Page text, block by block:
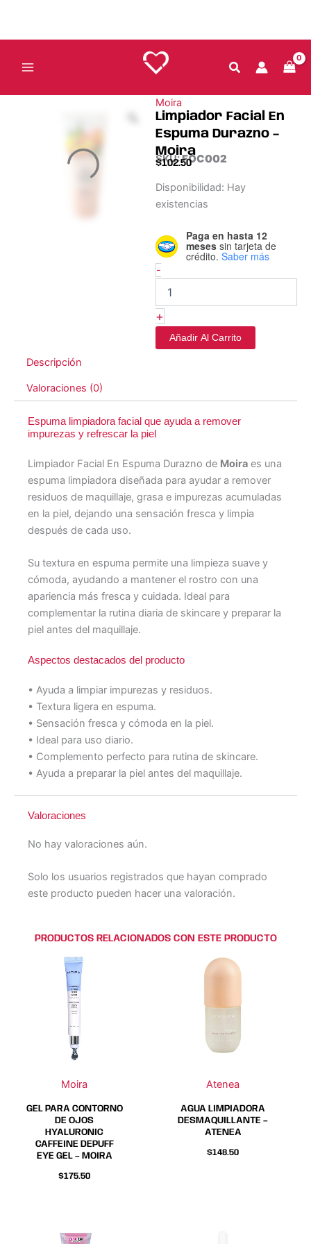
contenido
Moira
Limpiador Facial En
Espuma Durazno –
Moira
SKU:FOC002
$102.50
Disponibilidad: Hay
existencias
Paga en hasta 12
meses sin tarjeta de
crédito. Saber más
-
Limpiador
Facial
Durazno
–
cantidad
+
Añadir Al Carrito
Descripción
Valoraciones (0)
Espuma limpiadora facial que ayuda a remover
impurezas y refrescar la piel
Limpiador Facial En Espuma Durazno de Moira es una
espuma limpiadora diseñada para ayudar a remover
residuos de maquillaje, grasa e impurezas acumuladas
en la piel, dejando una sensación fresca y limpia
después de cada uso.
Su textura en espuma permite una limpieza suave y
cómoda, ayudando a mantener el rostro con una
apariencia más fresca y cuidada. Ideal para
complementar la rutina diaria de skincare y preparar la
piel antes del maquillaje.
Aspectos destacados del producto
• Ayuda a limpiar impurezas y residuos.
• Textura ligera en espuma.
• Sensación fresca y cómoda en la piel.
• Ideal para uso diario.
• Complemento perfecto para rutina de skincare.
• Ayuda a preparar la piel antes del maquillaje.
Valoraciones
No hay valoraciones aún.
Solo los usuarios registrados que hayan comprado
este producto pueden hacer una valoración.
PRODUCTOS RELACIONADOS CON ESTE PRODUCTO
Moira
GEL PARA CONTORNO
DE OJOS
HYALURONIC
CAFFEINE DEPUFF
EYE GEL – MOIRA
$175.50
Atenea
AGUA LIMPIADORA
DESMAQUILLANTE –
ATENEA
$148.50
producto
producto